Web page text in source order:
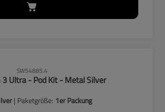
SW54885.4
3 Ultra - Pod Kit - Metal Silver
| Paketgröße: 1er Packung